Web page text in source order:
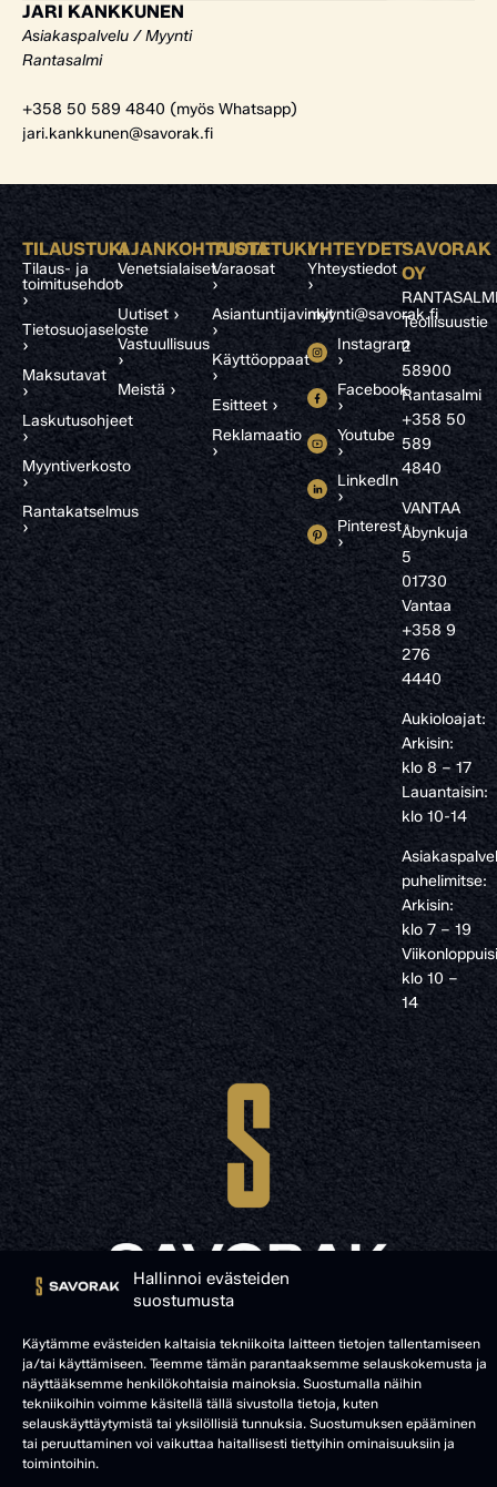
Hallinnoi evästeiden
suostumusta
Käytämme evästeiden kaltaisia tekniikoita laitteen tietojen tallentamiseen
ja/tai käyttämiseen. Teemme tämän parantaaksemme selauskokemusta ja
näyttääksemme henkilökohtaisia mainoksia. Suostumalla näihin
tekniikoihin voimme käsitellä tällä sivustolla tietoja, kuten
selauskäyttäytymistä tai yksilöllisiä tunnuksia. Suostumuksen epääminen
tai peruuttaminen voi vaikuttaa haitallisesti tiettyihin ominaisuuksiin ja
toimintoihin.
JARI KANKKUNEN
Asiakaspalvelu / Myynti
Rantasalmi
+358 50 589 4840 (myös Whatsapp)
jari.kankkunen@savorak.fi
TILAUSTUKI
Tilaus- ja
toimitusehdot
›
Tietosuojaseloste
›
Maksutavat
›
Laskutusohjeet
›
Myyntiverkosto
›
Rantakatselmus
›
AJANKOHTAISTA
Venetsialaiset
›
Uutiset ›
Vastuullisuus
›
Meistä ›
TUOTETUKI
Varaosat
›
Asiantuntijavinkit
›
Käyttöoppaat
›
Esitteet ›
Reklamaatio
›
YHTEYDET
Yhteystiedot
›
myynti@savorak.fi
Instagram
›
Facebook
›
Youtube
›
LinkedIn
›
Pinterest
›
SAVORAK
OY
Teollisuustie
2
58900
Rantasalmi
+358 50
589
4840
VANTAA
Åbynkuja
5
01730
Vantaa
+358 9
276
4440
Aukioloajat:
Arkisin:
klo 8 – 17
Lauantaisin:
klo 10-14
puhelimitse:
Arkisin:
klo 7 – 19
klo 10 –
14